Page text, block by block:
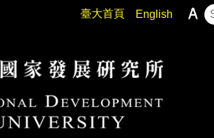
臺大首頁 English